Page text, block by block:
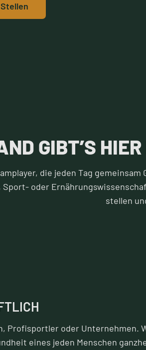
GIBT’S
die jeden Tag
oder
stellen
Profisportler oder Unternehmen.
eines jeden Menschen